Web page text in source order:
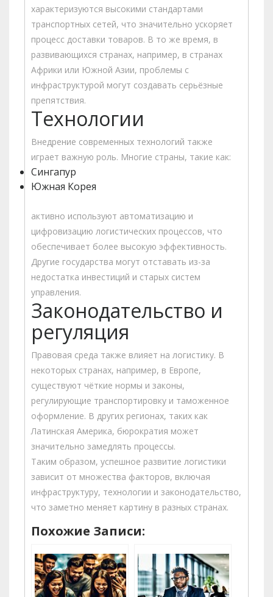
характеризуются высокими стандартами
транспортных сетей, что значительно ускоряет
процесс доставки товаров. В то же время, в
развивающихся странах, например, в странах
Африки или Южной Азии, проблемы с
инфраструктурой могут создавать серьёзные
препятствия.
Технологии
Внедрение современных технологий также
играет важную роль. Многие страны, такие как:
Сингапур
Южная Корея
активно используют автоматизацию и
цифровизацию логистических процессов, что
обеспечивает более высокую эффективность.
Другие государства могут отставать из-за
недостатка инвестиций и старых систем
управления.
Законодательство и
регуляция
Правовая среда также влияет на логистику. В
некоторых странах, например, в Европе,
существуют чёткие нормы и законы,
регулирующие транспортировку и таможенное
оформление. В других регионах, таких как
Латинская Америка, бюрократия может
значительно замедлять процессы.
Таким образом, успешное развитие логистики
зависит от множества факторов, включая
инфраструктуру, технологии и законодательство,
что заметно меняет картину в разных странах.
Похожие Записи: